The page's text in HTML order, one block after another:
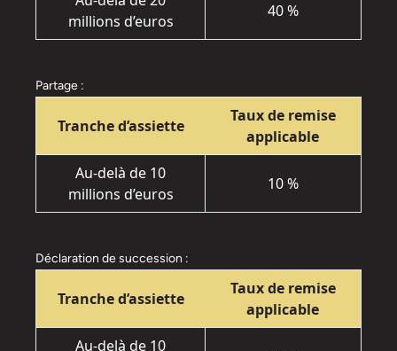
millions d’euros
40 %
Partage :
Tranche d’assiette
Taux de remise
applicable
Au-delà de 10
millions d’euros
10 %
Déclaration de succession :
Tranche d’assiette
Taux de remise
applicable
Au-delà de 10